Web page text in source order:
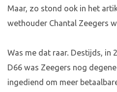
Maar, zo stond ook in het
wethouder Chantal Zeegers
Was me dat raar. Destijds, in
D66 was Zeegers nog
ingediend om meer